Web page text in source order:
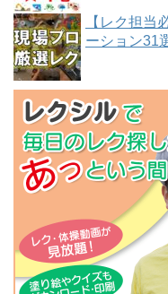
【レク担当
ーション31